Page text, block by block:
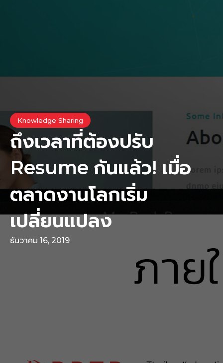
Knowledge Sharing
ถึงเวลาที่ต้องปรับ
Resume กันแล้ว! เมื่อ
ตลาดงานโลกเริ่ม
เปลี่ยนแปลง
ธันวาคม 16, 2019